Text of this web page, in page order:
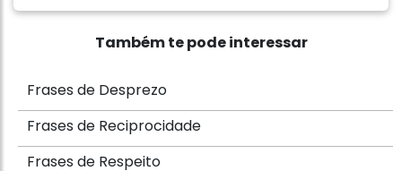
Também te pode interessar
Frases de Desprezo
Frases de Reciprocidade
Frases de Respeito